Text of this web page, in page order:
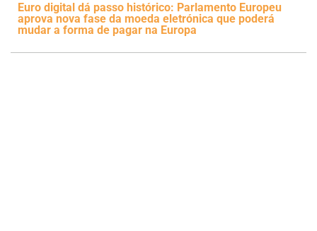
Euro digital dá passo histórico: Parlamento Europeu
aprova nova fase da moeda eletrónica que poderá
mudar a forma de pagar na Europa